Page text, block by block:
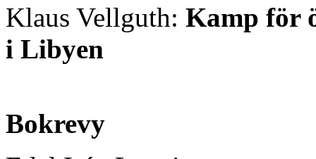
Klaus Vellguth: Kamp för
i Libyen
Bokrevy